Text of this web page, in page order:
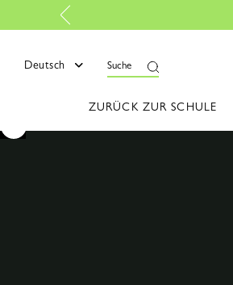
Deutsch Suche
ZURÜCK ZUR SCHULE